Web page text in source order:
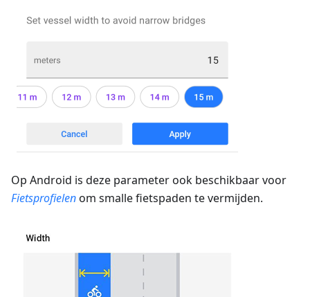
Op Android is deze parameter ook beschikbaar voor
Fietsprofielenom smalle fietspaden te vermijden.